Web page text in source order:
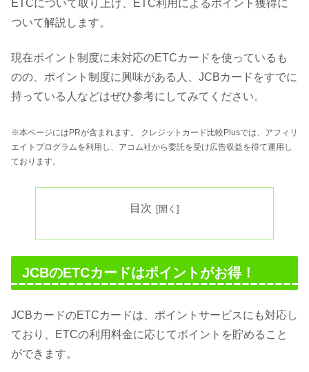
ETCについて取り上げ、ETC利用によるポイント獲得に
ついて解説します。
現在ポイント制度に未対応のETCカードを使っているも
のの、ポイント制度に興味がある人、JCBカードをすでに
持っている人などはぜひ参考にしてみてください。
※本ページにはPRが含まれます。 クレジットカード比較Plusでは、アフィリ
エイトプログラムを利用し、アコム社から委託を受け広告収益を得て運用し
ております。
目次
JCBのETCカードはポイントがお得！
JCBカードのETCカードは、ポイントサービスにも対応し
ており、ETCの利用料金に応じてポイントを貯めること
ができます。